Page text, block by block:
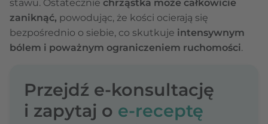
stawu. Ostatecznie chrząstka może całkowicie
zaniknąć, powodując, że kości ocierają się
bezpośrednio o siebie, co skutkuje intensywnym
bólem i poważnym ograniczeniem ruchomości.
Przejdź e-konsultację
i zapytaj o e-receptę